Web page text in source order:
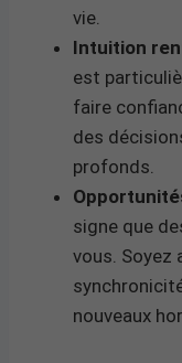
vie.
Intuition
est
faire
des
profonds.
signe que
vous. Soyez
nouveaux